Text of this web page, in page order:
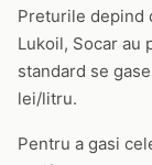
Preturile depind
Lukoil, Socar au
standard se
lei/litru.
Pentru a gasi